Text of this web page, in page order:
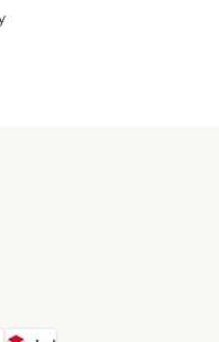
Shipping Method
ORLEN Paczka Shipping Method